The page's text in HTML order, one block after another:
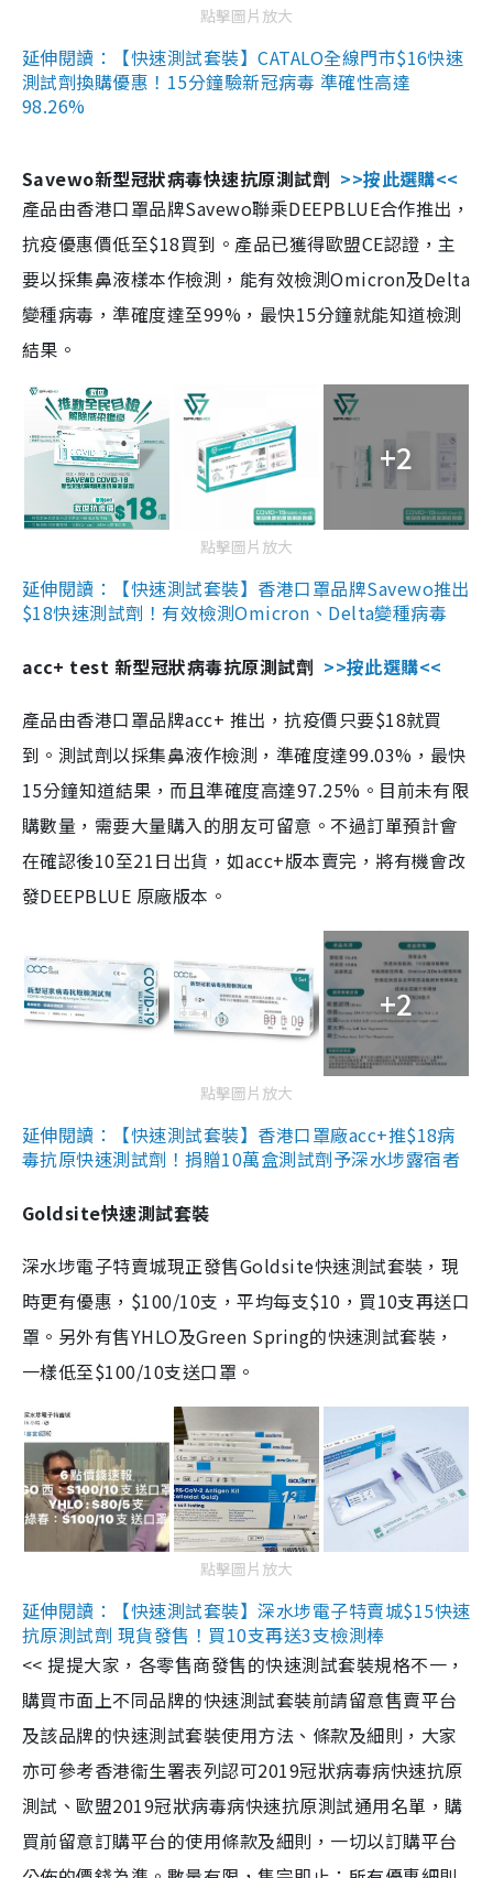
點擊圖片放大
延伸閱讀：【快速測試套裝】CATALO全線門市$16快速
測試劑換購優惠！15分鐘驗新冠病毒 準確性高達
98.26%
Savewo新型冠狀病毒快速抗原測試劑 >>按此選購<<
產品由香港口罩品牌Savewo聯乘DEEPBLUE合作推出，
抗疫優惠價低至$18買到。產品已獲得歐盟CE認證，主
要以採集鼻液樣本作檢測，能有效檢測Omicron及Delta
變種病毒，準確度達至99%，最快15分鐘就能知道檢測
結果。
+2
點擊圖片放大
延伸閱讀：【快速測試套裝】香港口罩品牌Savewo推出
$18快速測試劑！有效檢測Omicron、Delta變種病毒
acc+ test 新型冠狀病毒抗原測試劑 >>按此選購<<
產品由香港口罩品牌acc+ 推出，抗疫價只要$18就買
到。測試劑以採集鼻液作檢測，準確度達99.03%，最快
15分鐘知道結果，而且準確度高達97.25%。目前未有限
購數量，需要大量購入的朋友可留意。不過訂單預計會
在確認後10至21日出貨，如acc+版本賣完，將有機會改
發DEEPBLUE 原廠版本。
+2
點擊圖片放大
延伸閱讀：【快速測試套裝】香港口罩廠acc+推$18病
毒抗原快速測試劑！捐贈10萬盒測試劑予深水埗露宿者
Goldsite快速測試套裝
深水埗電子特賣城現正發售Goldsite快速測試套裝，現
時更有優惠，$100/10支，平均每支$10，買10支再送口
罩。另外有售YHLO及Green Spring的快速測試套裝，
一樣低至$100/10支送口罩。
點擊圖片放大
延伸閱讀：【快速測試套裝】深水埗電子特賣城$15快速
抗原測試劑 現貨發售！買10支再送3支檢測棒
<< 提提大家，各零售商發售的快速測試套裝規格不一，
購買市面上不同品牌的快速測試套裝前請留意售賣平台
及該品牌的快速測試套裝使用方法、條款及細則，大家
亦可參考香港衞生署表列認可2019冠狀病毒病快速抗原
測試、歐盟2019冠狀病毒病快速抗原測試通用名單，購
買前留意訂購平台的使用條款及細則，一切以訂購平台